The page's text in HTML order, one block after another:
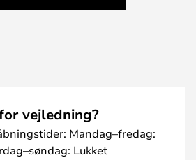
vejledning?
Mandag–fredag:
Lukket